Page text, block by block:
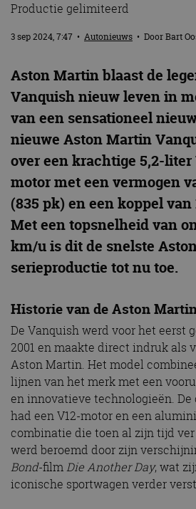
Productie gelimiteerd
3 sep 2024, 7:47 • Autonieuws • DoorBart
Aston Martin blaast de
Vanquish nieuw leven in
van een sensationeel
nieuwe Aston Martin
over een krachtige 5,2-
motor met een vermogen
(835 pk) en een koppel van
Met een topsnelheid van
km/u is dit de snelste
serieproductie tot nu toe.
Historie van de Aston
De Vanquish werd voor het eerst
2001 en maakte direct indruk als
Aston Martin. Het model
lijnen van het merk met een
en innovatieve technologieën.
had een V12-motor en een
combinatie die toen al zijn tijd
werd beroemd door zijn
Bond-filmDie Another Day, wat
iconische sportwagen verder